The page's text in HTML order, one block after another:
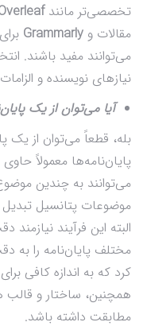
تخصصی‌تر مانند
مقالات و Grammarly
می‌توانند مفید باشند.
نیازهای نویسنده و
آیا می‌توان از یک
بله، قطعاً می‌توان از یک
پایان‌نامه‌ها معمولاً
می‌توانند به چندین
موضوعات پتانسیل
البته این فرآیند
مختلف پایان‌نامه را به
کرد که به اندازه کافی
همچنین، ساختار و قالب
مطابقت داشته باشد.